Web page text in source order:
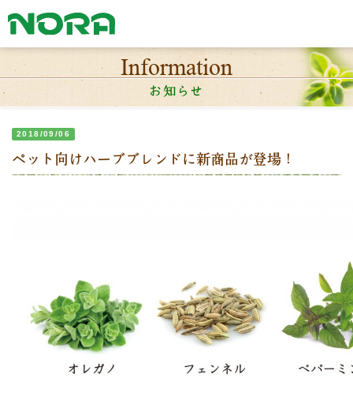
Information
お知らせ
2018/09/06
ペット向けハーブブレンドに新商品が登場！